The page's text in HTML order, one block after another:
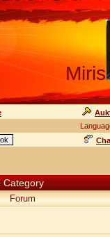
Miris
Category
Forum